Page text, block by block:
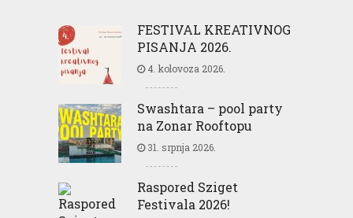
FESTIVAL KREATIVNOG
PISANJA 2026.
4. kolovoza 2026.
Swashtara – pool party
na Zonar Rooftopu
31. srpnja 2026.
Raspored Sziget
Festivala 2026!